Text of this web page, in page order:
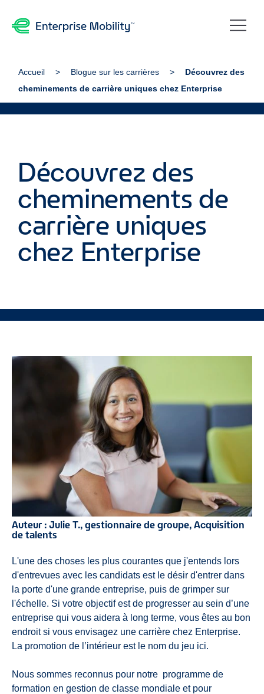
Accueil Blogue sur les carrières
Découvrez des
cheminements de carrière uniques chez Enterprise
Découvrez des
cheminements de
carrière uniques
chez Enterprise
Auteur : Julie T., gestionnaire de groupe, Acquisition
de talents
L'une des choses les plus courantes que j'entends lors
d'entrevues avec les candidats est le désir d'entrer dans
la porte d'une grande entreprise, puis de grimper sur
l'échelle. Si votre objectif est de progresser au sein d’une
entreprise qui vous aidera à long terme, vous êtes au bon
endroit si vous envisagez une carrière chez Enterprise.
La promotion de l’intérieur est le nom du jeu ici.
Nous sommes reconnus pour notre programme de
formation en gestion de classe mondiale et pour